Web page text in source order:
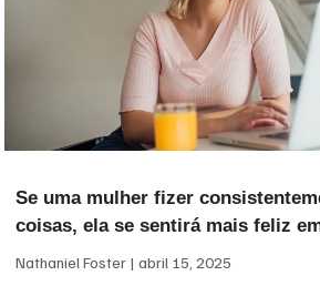
Se uma mulher fizer
coisas, ela se sentirá mais feliz
Nathaniel Foster abril 15, 2025